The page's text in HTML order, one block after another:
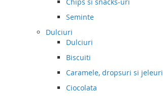
Chips si snacks-uri
Seminte
Dulciuri
Dulciuri
Biscuiti
Caramele, dropsuri si jeleuri
Ciocolata